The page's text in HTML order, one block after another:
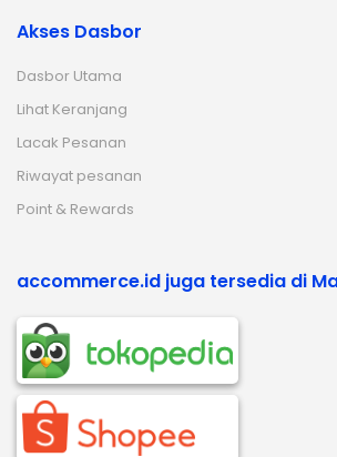
Akses Dasbor
Dasbor Utama
Lihat Keranjang
Lacak Pesanan
Riwayat pesanan
Point & Rewards
accommerce.id juga tersedia di